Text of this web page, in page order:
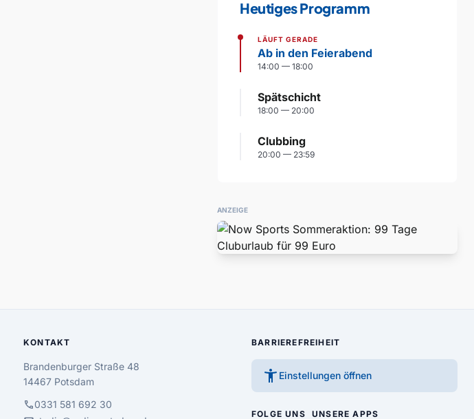
Heutiges Programm
LÄUFT GERADE
Ab in den Feierabend
14:00 — 18:00
Spätschicht
18:00 — 20:00
Clubbing
20:00 — 23:59
ANZEIGE
KONTAKT
Brandenburger Straße 48
14467 Potsdam
call0331 581 692 30
BARRIEREFREIHEIT
accessibility_new Einstellungen öffnen
FOLGE UNS UNSERE APPS